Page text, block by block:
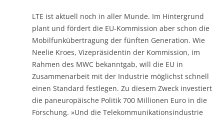
LTE ist aktuell noch in aller Munde. Im Hintergrund
plant und fördert die EU-Kommission aber schon die
Mobilfunkübertragung der fünften Generation. Wie
Neelie Kroes, Vizepräsidentin der Kommission, im
Rahmen des MWC bekanntgab, will die EU in
Zusammenarbeit mit der Industrie möglichst schnell
einen Standard festlegen. Zu diesem Zweck investiert
die paneuropäische Politik 700 Millionen Euro in die
Forschung. »Und die Telekommunikationsindustrie